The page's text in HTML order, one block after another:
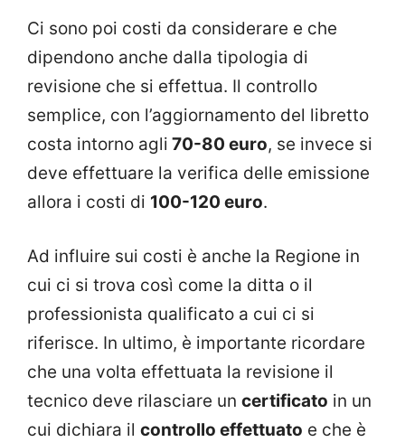
Ci sono poi costi da considerare e che
dipendono anche dalla tipologia di
revisione che si effettua. Il controllo
semplice, con l’aggiornamento del libretto
costa intorno agli 70-80 euro, se invece si
deve effettuare la verifica delle emissione
allora i costi di 100-120 euro.
Ad influire sui costi è anche la Regione in
cui ci si trova così come la ditta o il
professionista qualificato a cui ci si
riferisce. In ultimo, è importante ricordare
che una volta effettuata la revisione il
tecnico deve rilasciare un certificato in un
cui dichiara il controllo effettuato e che è